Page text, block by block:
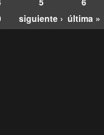
siguiente › última »